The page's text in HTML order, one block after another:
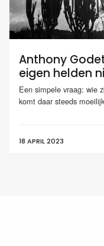
Anthony
eigen helden
Een simpele vraag: wie
komt daar steeds
18 APRIL 2023